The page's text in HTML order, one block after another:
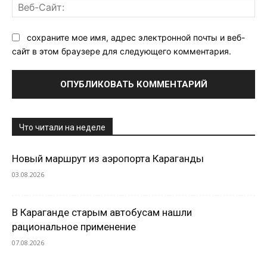
сохраните мое имя, адрес электронной почты и веб-
сайт в этом браузере для следующего комментария.
Что читали на неделе
Новый маршрут из аэропорта Караганды
03.08.2026
В Караганде старым автобусам нашли
рациональное применение
07.08.2026